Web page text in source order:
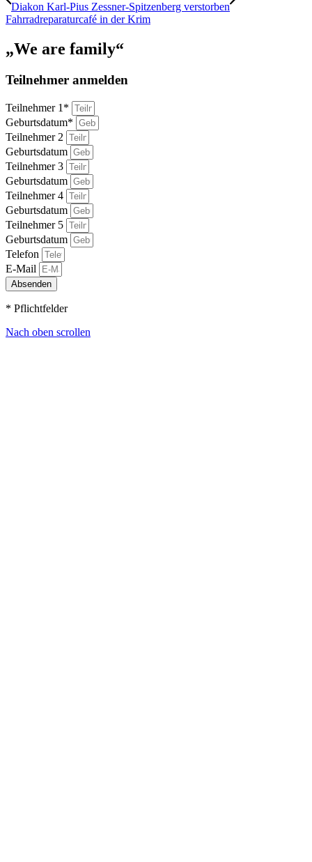
Diakon Karl-Pius Zessner-Spitzenberg verstorben
Fahrradreparaturcafé in der Krim
„We are family“
Teilnehmer anmelden
Teilnehmer 1*
Geburtsdatum*
Teilnehmer 2
Geburtsdatum
Teilnehmer 3
Geburtsdatum
Teilnehmer 4
Geburtsdatum
Teilnehmer 5
Geburtsdatum
Telefon
E-Mail
Absenden
* Pflichtfelder
Nach oben scrollen